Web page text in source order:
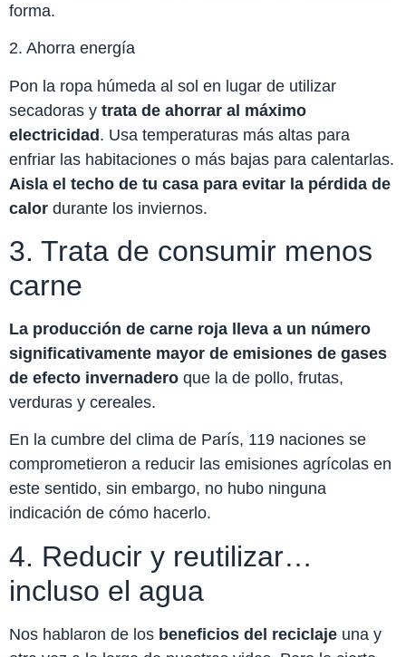
forma.
2. Ahorra energía
Pon la ropa húmeda al sol en lugar de utilizar
secadoras y trata de ahorrar al máximo
electricidad. Usa temperaturas más altas para
enfriar las habitaciones o más bajas para calentarlas.
Aisla el techo de tu casa para evitar la pérdida de
calor durante los inviernos.
3. Trata de consumir menos
carne
La producción de carne roja lleva a un número
significativamente mayor de emisiones de gases
de efecto invernadero que la de pollo, frutas,
verduras y cereales.
En la cumbre del clima de París, 119 naciones se
comprometieron a reducir las emisiones agrícolas en
este sentido, sin embargo, no hubo ninguna
indicación de cómo hacerlo.
4. Reducir y reutilizar…
incluso el agua
Nos hablaron de los beneficios del reciclaje una y